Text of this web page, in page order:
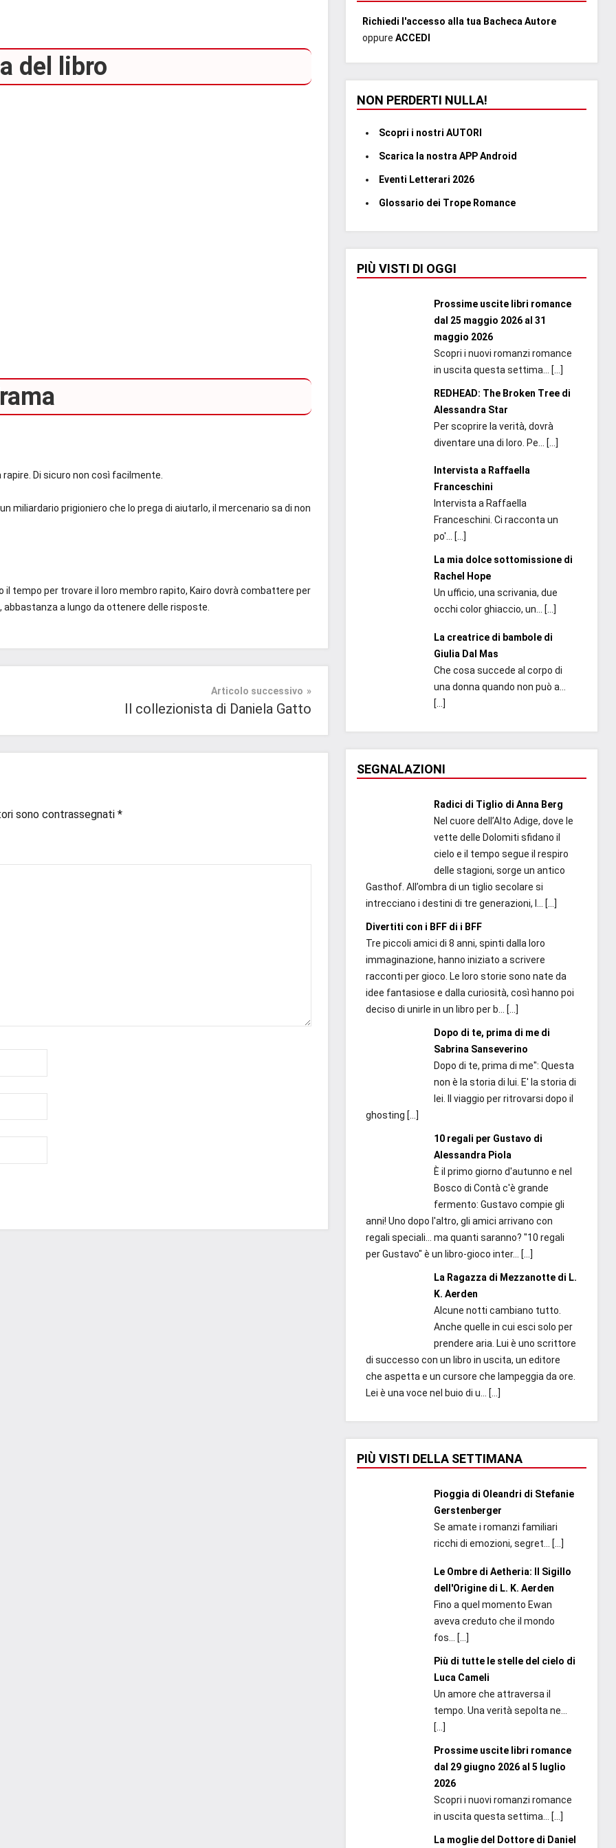
del libro
Di sicuro non così facilmente.
miliardario prigioniero che lo prega di aiutarlo, il mercenario sa di non
tempo per trovare il loro membro rapito, Kairo dovrà combattere per
a lungo da ottenere delle risposte.
Articolo successivo
Il collezionista di Daniela Gatto
sono contrassegnati *
Richiedi l'accesso alla tua Bacheca Autore
oppure ACCEDI
NON PERDERTI NULLA!
Scopri i nostri AUTORI
Scarica la nostra APP Android
Eventi Letterari 2026
Glossario dei Trope Romance
PIÙ VISTI DI OGGI
Prossime uscite libri romance
dal 25 maggio 2026 al 31
maggio 2026
Scopri i nuovi romanzi romance
in uscita questa settima...
[…]
REDHEAD: The Broken Tree di
Alessandra Star
Per scoprire la verità, dovrà
diventare una di loro. Pe...
[…]
Intervista a Raffaella
Franceschini
Intervista a Raffaella
Franceschini. Ci racconta un
po'... […]
La mia dolce sottomissione di
Rachel Hope
Un ufficio, una scrivania, due
occhi color ghiaccio, un... […]
La creatrice di bambole di
Giulia Dal Mas
Che cosa succede al corpo di
una donna quando non può a...
[…]
SEGNALAZIONI
Radici di Tiglio di Anna Berg
Nel cuore dell’Alto Adige, dove le
vette delle Dolomiti sfidano il
cielo e il tempo segue il respiro
delle stagioni, sorge un antico
Gasthof. All’ombra di un tiglio secolare si
intrecciano i destini di tre generazioni, l...
[…]
Divertiti con i BFF di i BFF
Tre piccoli amici di 8 anni, spinti dalla loro
immaginazione, hanno iniziato a scrivere
racconti per gioco. Le loro storie sono nate da
idee fantasiose e dalla curiosità, così hanno poi
deciso di unirle in un libro per b...
[…]
Dopo di te, prima di me di
Sabrina Sanseverino
Dopo di te, prima di me": Questa
non è la storia di lui. E' la storia di
lei. Il viaggio per ritrovarsi dopo il
ghosting […]
10 regali per Gustavo di
Alessandra Piola
È il primo giorno d'autunno e nel
Bosco di Contà c'è grande
fermento: Gustavo compie gli
anni! Uno dopo l'altro, gli amici arrivano con
regali speciali... ma quanti saranno? "10 regali
per Gustavo" è un libro-gioco inter...
[…]
La Ragazza di Mezzanotte di L.
K. Aerden
Alcune notti cambiano tutto.
Anche quelle in cui esci solo per
prendere aria. Lui è uno scrittore
di successo con un libro in uscita, un editore
che aspetta e un cursore che lampeggia da ore.
Lei è una voce nel buio di u...
[…]
PIÙ VISTI DELLA SETTIMANA
Pioggia di Oleandri di Stefanie
Gerstenberger
Se amate i romanzi familiari
ricchi di emozioni, segret...
[…]
Le Ombre di Aetheria: Il Sigillo
dell'Origine di L. K. Aerden
Fino a quel momento Ewan
aveva creduto che il mondo
fos...
[…]
Più di tutte le stelle del cielo di
Luca Cameli
Un amore che attraversa il
tempo. Una verità sepolta ne...
[…]
Prossime uscite libri romance
dal 29 giugno 2026 al 5 luglio
2026
Scopri i nuovi romanzi romance
in uscita questa settima...
[…]
La moglie del Dottore di Daniel